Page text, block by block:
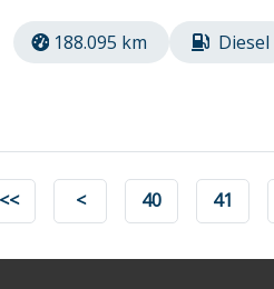
188.095 km Diesel
<< < 40 41